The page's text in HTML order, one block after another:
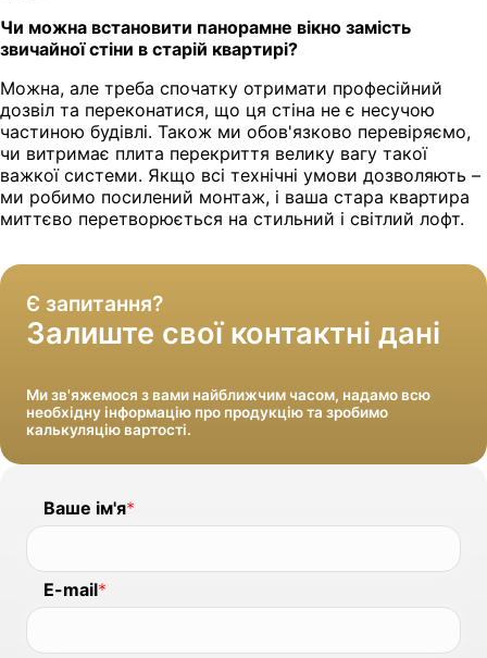
Чи можна встановити панорамне вікно замість
звичайної стіни в старій квартирі?
Можна, але треба спочатку отримати професійний
дозвіл та переконатися, що ця стіна не є несучою
частиною будівлі. Також ми обов'язково перевіряємо,
чи витримає плита перекриття велику вагу такої
важкої системи. Якщо всі технічні умови дозволяють –
ми робимо посилений монтаж, і ваша стара квартира
миттєво перетворюється на стильний і світлий лофт.
Доставимо в цілості та з гарантією
Встановимо вікна і прибраємо за собою
Є запитання?
Залиште свої контактні дані
Ми зв'яжемося з вами найближчим часом, надамо всю
необхідну інформацію про продукцію та зробимо
калькуляцію вартості.
Ваше ім'я*
E-mail*